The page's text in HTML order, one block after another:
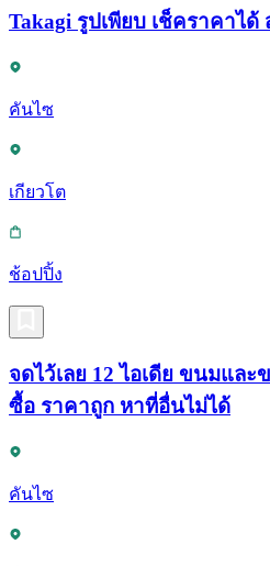
Takagi รูปเพียบ เช็คราคาไ
คันไซ
เกียวโต
ช้อปปิ้ง
จดไว้เลย 12 ไอเดีย ขนมแล
ซื้อ ราคาถูก หาที่อื่นไม่ได้
คันไซ